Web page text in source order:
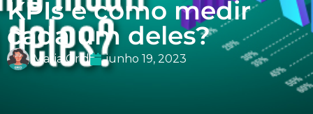
KPIs e como medir
cada um deles?
Maria Grid junho 19, 2023